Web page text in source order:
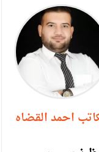
احمد القضاه